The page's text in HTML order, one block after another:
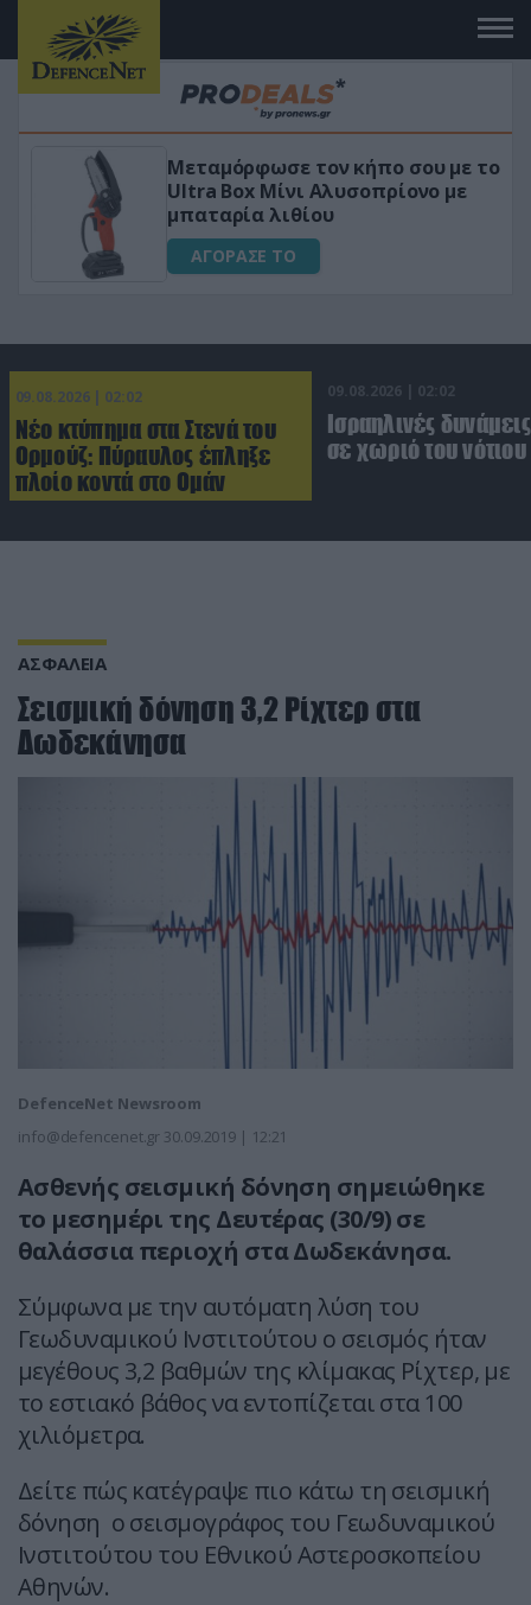
«Μαγική» φόρμουλα τριβόλι + VIP
για αύξηση της λίμπιντο
ΑΓΟΡΑΣΕ ΤΟ
09.08.2026 | 02:02
Νέο κτύπημα στα Στενά του
Ορμούζ: Πύραυλος έπληξε
πλοίο κοντά στο Ομάν
09.08.2026 | 02:02
Ισραηλινές
σε χωριό του
ΑΣΦΑΛΕΙΑ
Σεισμική δόνηση 3,2 Ρίχτερ στα
Δωδεκάνησα
DefenceNet Newsroom
info@defencenet.gr 30.09.2019 | 12:21
Ασθενής σεισμική δόνηση σημειώθηκε
το μεσημέρι της Δευτέρας (30/9) σε
θαλάσσια περιοχή στα Δωδεκάνησα.
Σύμφωνα με την αυτόματη λύση του
Γεωδυναμικού Ινστιτούτου ο σεισμός ήταν
μεγέθους 3,2 βαθμών της κλίμακας Ρίχτερ, με
το εστιακό βάθος να εντοπίζεται στα 100
χιλιόμετρα.
Δείτε πώς κατέγραψε πιο κάτω τη σεισμική
δόνηση ο σεισμογράφος του Γεωδυναμικού
Ινστιτούτου του Εθνικού Αστεροσκοπείου
Αθηνών.